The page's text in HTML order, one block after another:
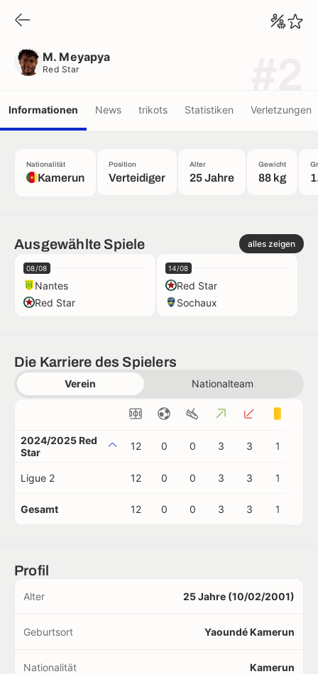
M. Meyapya
Red Star
Informationen News trikots Statistiken Verletzungen
Nationalität
Kamerun
Position
Verteidiger
Alter
25 Jahre
Gewicht
88 kg
Ausgewählte Spiele alles zeigen
08/08
Nantes
Red Star
14/08
Red Star
Sochaux
Die Karriere des Spielers
Verein Nationalteam
2024/2025 Red
Star
12 0 0 3 3 1
Ligue 2 12 0 0 3 3 1
Gesamt 12 0 0 3 3 1
Profil
Alter 25 Jahre (10/02/2001)
Geburtsort Yaoundé Kamerun
Nationalität Kamerun